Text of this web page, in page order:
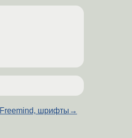
Freemind, шрифты →